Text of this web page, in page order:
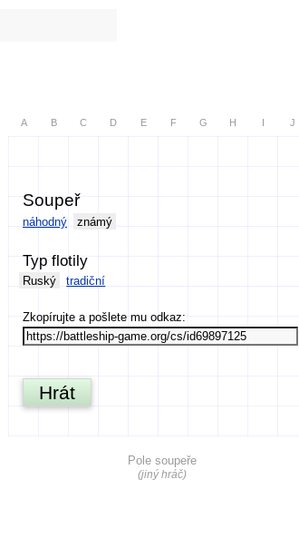
A B C D E F G H I J
Pole soupeře
(jiný hráč)
Soupeř
náhodný známý
Typ flotily
Ruský tradiční
Zkopírujte a pošlete mu odkaz:
Hrát